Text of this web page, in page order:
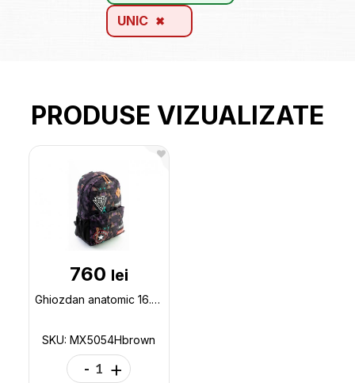
UNIC
PRODUSE VIZUALIZATE
760 lei
Ghiozdan anatomic 16.5 Negru-brown (44x30x16cm) MX5054Hbrown
SKU: MX5054Hbrown
- +